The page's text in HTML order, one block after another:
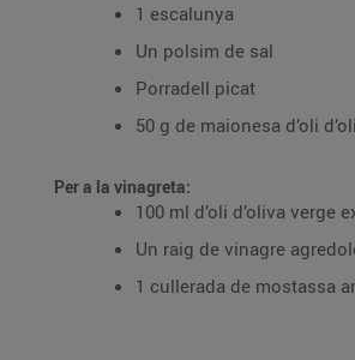
1 escalunya
Un polsim de sal
Porradell picat
50 g de maionesa d’oli
Per a la vinagreta:
100 ml d’oli d’oliva verge
Un raig de vinagre
1 cullerada de mostassa